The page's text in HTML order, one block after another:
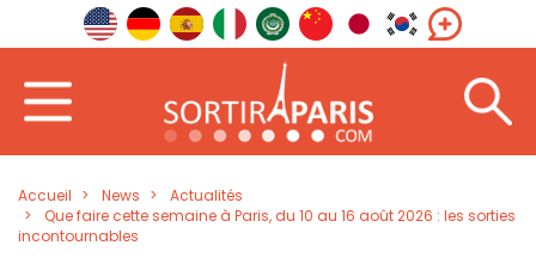
Accueil News
Actualités
Que faire cette semaine à Paris, du 10 au 16 août 2026 : les sorties
incontournables